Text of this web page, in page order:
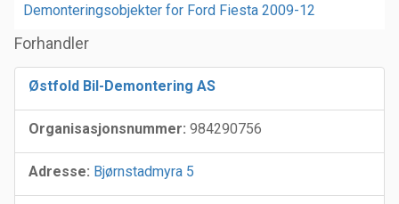
Demonteringsobjekter for Ford Fiesta 2009-12
Forhandler
Østfold Bil-Demontering AS
Organisasjonsnummer: 984290756
Adresse: Bjørnstadmyra 5